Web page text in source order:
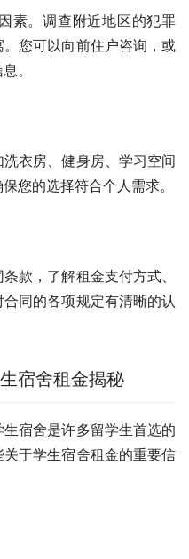
素。调查附近地区的犯罪
您可以向前住户咨询，或
。
衣房、健身房、学习空间
您的选择符合个人需求。
款，了解租金支付方式、
同的各项规定有清晰的认
宿舍租金揭秘
宿舍是许多留学生首选的
于学生宿舍租金的重要信